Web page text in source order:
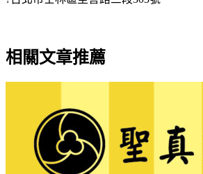
相關文章推薦